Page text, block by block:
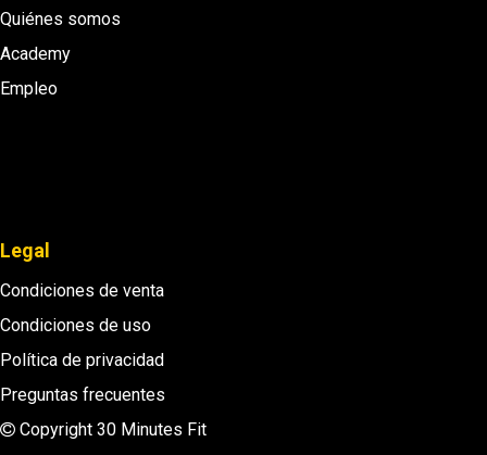
Quiénes somos
Academy
Empleo
Legal
Condiciones de venta
Condiciones de uso
Política de privacidad
Preguntas frecuentes
Copyright 30 Minutes Fit